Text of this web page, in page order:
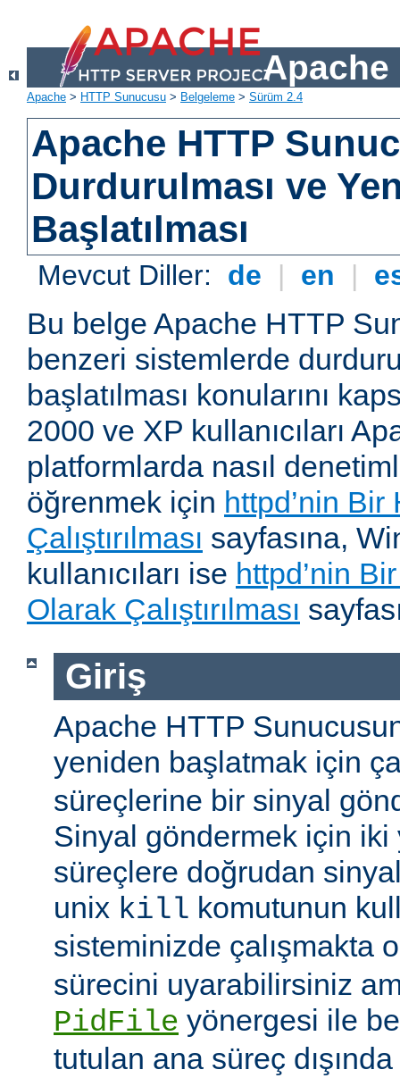
Apache
Apache > HTTP Sunucusu > Belgeleme > Sürüm 2.4
Apache HTTP
Durdurulması ve
Başlatılması
Mevcut Diller: de | en |
Bu belge Apache HTTP
benzeri sistemlerde
başlatılması konularını
2000 ve XP kullanıcıları
platformlarda nasıl
öğrenmek için httpd’nin
Çalıştırılması sayfasına,
kullanıcıları ise httpd’nin
Olarak Çalıştırılması
Giriş
Apache HTTP
yeniden başlatmak için
süreçlerine bir sinyal
Sinyal göndermek için iki
süreçlere doğrudan
unix kill komutunun
sisteminizde çalışmakta
sürecini uyarabilirsiniz
PidFile yönergesi ile
tutulan ana süreç